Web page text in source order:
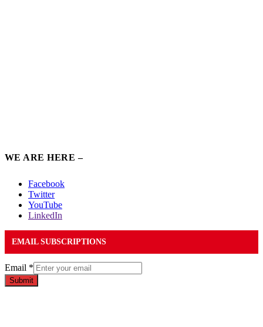
WE ARE HERE –
Facebook
Twitter
YouTube
LinkedIn
EMAIL SUBSCRIPTIONS
Email *
Submit